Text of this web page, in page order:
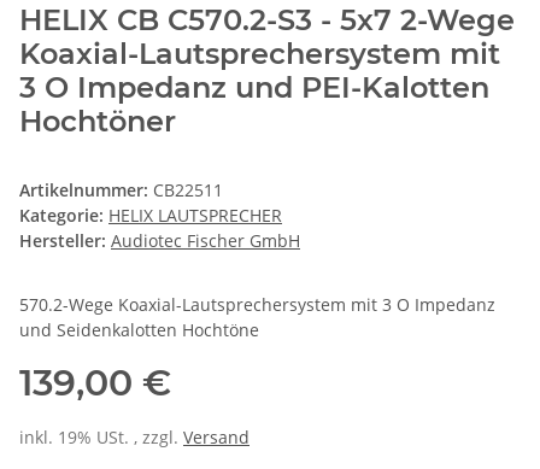
HELIX CB C570.2-S3 - 5x7 2-Wege
Koaxial-Lautsprechersystem mit
3 O Impedanz und PEI-Kalotten
Hochtöner
Artikelnummer: CB22511
Kategorie: HELIX LAUTSPRECHER
Hersteller: Audiotec Fischer GmbH
570.2-Wege Koaxial-Lautsprechersystem mit 3 O Impedanz
und Seidenkalotten Hochtöne
139,00 €
inkl. 19% USt. , zzgl. Versand